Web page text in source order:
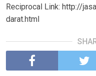
Reciprocal Link: http://
darat.html